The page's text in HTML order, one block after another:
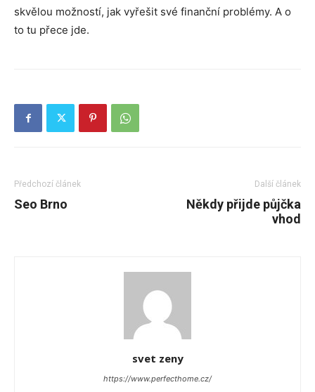
skvělou možností, jak vyřešit své finanční problémy. A o
to tu přece jde.
Předchozí článek
Seo Brno
Další článek
Někdy přijde půjčka
vhod
svet zeny
https://www.perfecthome.cz/